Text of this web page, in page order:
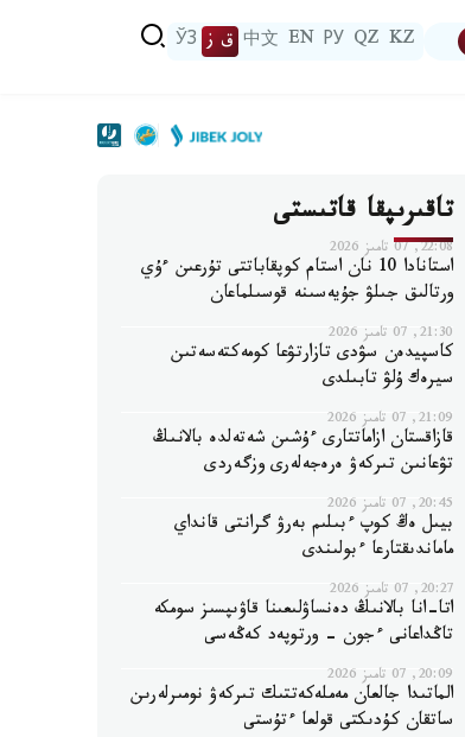
KZ
QZ
РУ
EN
中文 ق ز ЎЗ
تاقىرىپقا قاتىستى
22:08, 07 تامىز 2026
استانادا 10 نان استام كوپقاباتتى تۇرعىن ءۇي
ورتالىق جىلۋ جۇيەسىنە قوسىلماعان
21:30, 07 تامىز 2026
كاسپيدەن سۋدى تازارتۋعا كومەكتەسەتىن
سيرەك ۇلۋ تابىلدى
21:09, 07 تامىز 2026
قازاقستان ازاماتتارى ءۇشىن شەتەلدە بالانىڭ
تۋعانىن تىركەۋ ەرەجەلەرى وزگەردى
20:45, 07 تامىز 2026
بيىل ەڭ كوپ ءبىلىم بەرۋ گرانتى قانداي
ماماندىقتارعا ءبولىندى
20:27, 07 تامىز 2026
اتا-انا بالانىڭ دەنساۋلىعىنا قاۋىپسىز سومكە
تاڭداعانى ءجون - ورتوپەد كەڭەسى
20:09, 07 تامىز 2026
الماتىدا جالعان مەملەكەتتىك تىركەۋ نومىرلەرىن
ساتقان كۇدىكتى قولعا ءتۇستى